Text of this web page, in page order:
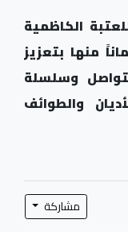
الكاظمية
منها بتعزيز
وسلسلة
والطوائف
مشاركة